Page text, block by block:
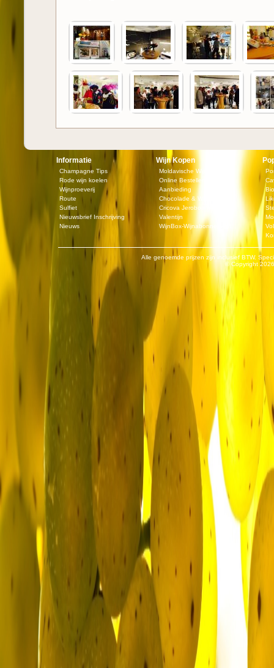
Informatie
Champagne Tips
Rode wijn koelen
Wijnproeverij
Route
Sulfiet
Nieuwsbrief Inschrijving
Nieuws
Wijn Kopen
Moldavische Wijn
Online Bestellen
Aanbieding
Chocolade & Wijn
Cricova Jeroboam
Valentijn
WijnBox-Wijnabonnement
Alle genoemde prijzen zijn inclusief BTW.
© Copyright